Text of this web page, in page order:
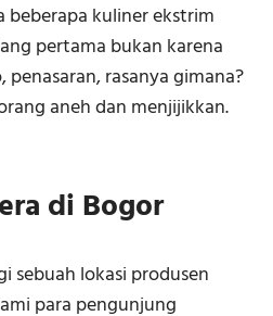
beberapa kuliner ekstrim
pertama bukan karena
rasanya gimana?
aneh dan menjijikkan.
di Bogor
sebuah lokasi produsen
para pengunjung